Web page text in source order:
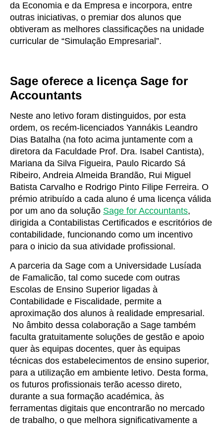
da Economia e da Empresa e incorpora, entre
outras iniciativas, o premiar dos alunos que
obtiveram as melhores classificações na unidade
curricular de “Simulação Empresarial”.
Sage oferece a licença Sage for
Accountants
Neste ano letivo foram distinguidos, por esta
ordem, os recém-licenciados Yannákis Leandro
Dias Batalha (na foto acima juntamente com a
diretora da Faculdade Prof. Dra. Isabel Cantista),
Mariana da Silva Figueira, Paulo Ricardo Sá
Ribeiro, Andreia Almeida Brandão, Rui Miguel
Batista Carvalho e Rodrigo Pinto Filipe Ferreira. O
prémio atribuído a cada aluno é uma licença válida
por um ano da solução Sage for Accountants,
dirigida a Contabilistas Certificados e escritórios de
contabilidade, funcionando como um incentivo
para o inicio da sua atividade profissional.
A parceria da Sage com a Universidade Lusíada
de Famalicão, tal como sucede com outras
Escolas de Ensino Superior ligadas à
Contabilidade e Fiscalidade, permite a
aproximação dos alunos à realidade empresarial.
No âmbito dessa colaboração a Sage também
faculta gratuitamente soluções de gestão e apoio
quer às equipas docentes, quer às equipas
técnicas dos estabelecimentos de ensino superior,
para a utilização em ambiente letivo. Desta forma,
os futuros profissionais terão acesso direto,
durante a sua formação académica, às
ferramentas digitais que encontrarão no mercado
de trabalho, o que melhora significativamente a